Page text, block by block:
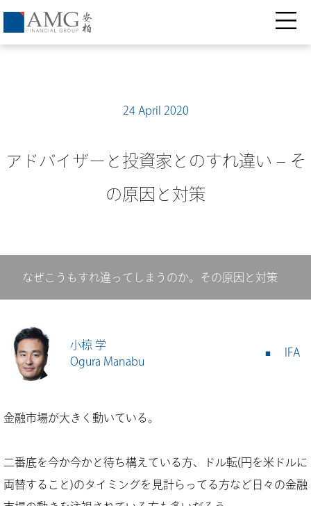
24 April 2020
アドバイザーと投資家とのすれ違い – そ
の原因と対策
なぜこうもすれ違ってしまうのか。その原因と対策
小椋 学
Ogura Manabu
IFA
金融市場が大きく動いている。
二番底を今か今かと待ち構えている方、ドル転(円を米ドルに
両替すること)のタイミングを見計らってる方など日々の金融